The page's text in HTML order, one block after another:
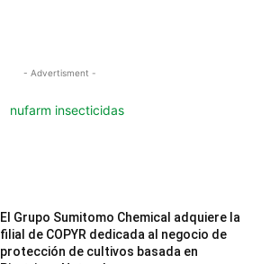
- Advertisment -
El Grupo Sumitomo Chemical adquiere la
filial de COPYR dedicada al negocio de
protección de cultivos basada en